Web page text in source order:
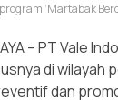
‘Martabak
– PT Vale
di wilayah
dan